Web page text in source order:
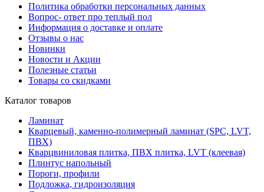
Политика обработки персональных данных
Вопрос- ответ про теплый пол
Информация о доставке и оплате
Отзывы о нас
Новинки
Новости и Акции
Полезные статьи
Товары со скидками
Каталог товаров
Ламинат
Кварцевый, каменно-полимерный ламинат (SPC, LVT,
ПВХ)
Кварцвиниловая плитка, ПВХ плитка, LVT (клеевая)
Плинтус напольный
Пороги, профили
Подложка, гидроизоляция